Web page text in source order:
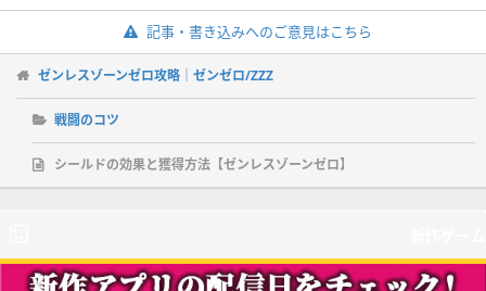
記事・書き込みへのご意見はこちら
ゼンレスゾーンゼロ攻略｜ゼンゼロ/ZZZ
戦闘のコツ
シールドの効果と獲得方法【ゼンレスゾーンゼロ】